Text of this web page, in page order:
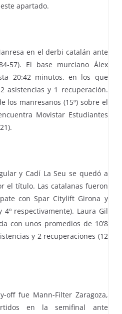
apartado.
en el derbi catalán ante
57). El base murciano Álex
20:42 minutos, en los que
asistencias y 1 recuperación.
los manresanos (15º) sobre el
Movistar Estudiantes
y Cadí La Seu se quedó a
el título. Las catalanas fueron
con Spar Citylift Girona y
4º respectivamente). Laura Gil
con unos promedios de 10’8
y 2 recuperaciones (12
off fue Mann-Filter Zaragoza,
en la semifinal ante